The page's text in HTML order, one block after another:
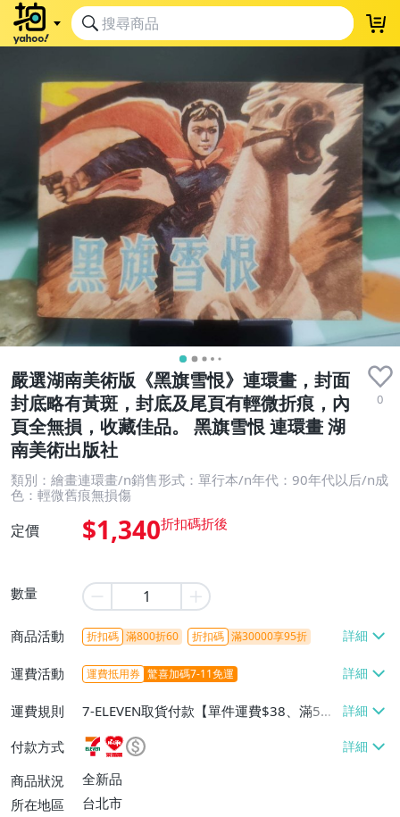
嚴選湖南美術版《黑旗雪恨》連環畫，封面
封底略有黃斑，封底及尾頁有輕微折痕，內
頁全無損，收藏佳品。 黑旗雪恨 連環畫 湖
南美術出版社
0
類別：繪畫連環畫/n銷售形式：單行本/n年代：90年代以后/n成
色：輕微舊痕無損傷
定價 $1,340
數量
商品活動 折扣碼 滿800折60 折扣碼 滿30000享95折
運費活動 運費抵用券 驚喜加碼7-11免運
運費規則
7-ELEVEN取貨付款【單件運費$38、滿5件
或消費滿$1299免運費】、7-ELEVEN取貨
不付款【免運費】、萊爾富取貨付款【單件
運費$60、滿5件或消費滿$1299免運
費】、宅配/貨運【單件運費$120、滿5件
付款方式
商品狀況
全新品
所在地區
台北市